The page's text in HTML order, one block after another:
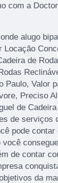
com a
alugo
Locação
de
Paulo, Valor
Preciso
de
de serviços
pode
você
de contar
da